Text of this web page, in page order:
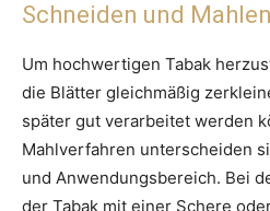
Schneiden und Mahlen
Um hochwertigen Tabak
die Blätter gleichmäßig
später gut verarbeitet werden
Mahlverfahren unterscheiden
und Anwendungsbereich. Bei
der Tabak mit einer Schere